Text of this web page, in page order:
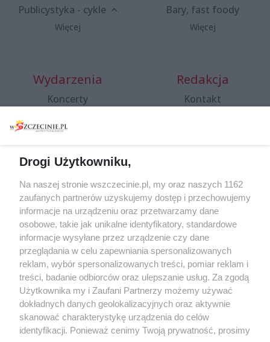
Publicystyka - cykle
Więcej
Bary, fast foody
Więcej
Wydarzenia
Koncerty
Spacery i oprowadzania
targi
Wernisaże
Więcej
Redakcja
Kontakt
Specjalny koncert z okazji
20. urodzin portalu
wSzczecinie.pl
Regulamin konkursów
śniadaniówka "Hej
Szczecin! Jest piątek!"
Partnerzy
Praca Szczecin
Drogi Użytkowniku,
Na naszej stronie wszczecinie.pl, my oraz naszych 1162
zaufanych partnerów uzyskujemy dostęp i przechowujemy
informacje na urządzeniu oraz przetwarzamy dane
osobowe, takie jak unikalne identyfikatory, standardowe
informacje wysyłane przez urządzenie czy dane
przeglądania w celu zapewniania spersonalizowanych
reklam, wybór spersonalizowanych treści, pomiar reklam i
treści, badanie odbiorców oraz ulepszanie usług. Za zgodą
Użytkownika my i Zaufani Partnerzy możemy używać
dokładnych danych geolokalizacyjnych oraz aktywnie
skanować charakterystykę urządzenia do celów
identyfikacji. Ponieważ cenimy Twoją prywatność, prosimy